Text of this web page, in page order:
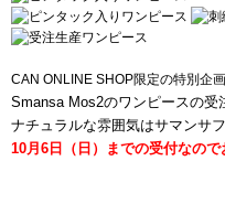
CAN ONLINE SHOP限定の特別企画
Smansa Mos2のワンピースの受
ナチュラルな雰囲気はサマンサ
10月6日（日）までの受付なの